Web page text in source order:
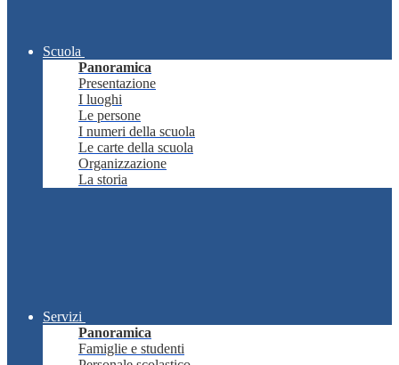
Scuola
Panoramica
Presentazione
I luoghi
Le persone
I numeri della scuola
Le carte della scuola
Organizzazione
La storia
Servizi
Panoramica
Famiglie e studenti